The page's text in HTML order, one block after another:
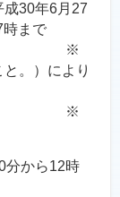
年6月27
時まで
。）により
から12時